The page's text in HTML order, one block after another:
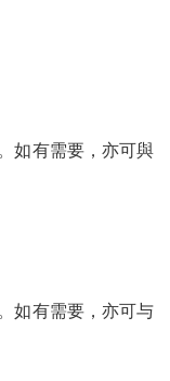
如有需要，亦可與
如有需要，亦可与